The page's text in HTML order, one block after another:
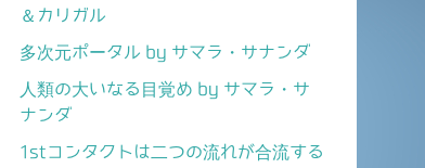
＆カリガル
多次元ポータル by サマラ・サナンダ
人類の大いなる目覚め by サマラ・サ
ナンダ
1stコンタクトは二つの流れが合流する